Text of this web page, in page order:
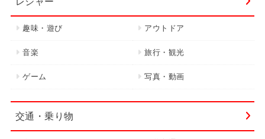
趣味・遊び アウトドア
音楽 旅行・観光
ゲーム 写真・動画
交通・乗り物